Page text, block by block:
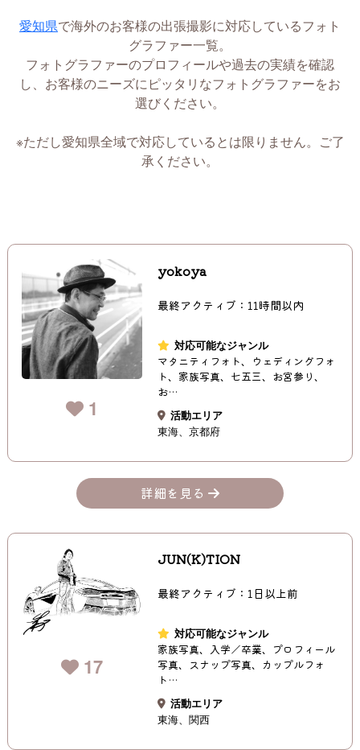
愛知県で海外のお客様の出張撮影に対応しているフォト
グラファー一覧。
フォトグラファーのプロフィールや過去の実績を確認
し、お客様のニーズにピッタリなフォトグラファーをお
選びください。
※ただし愛知県全域で対応しているとは限りません。ご了
承ください。
1
yokoya
最終アクティブ：11時間以内
対応可能なジャンル
マタニティフォト、ウェディングフォ
ト、家族写真、七五三、お宮参り、
お…
活動エリア
東海
京都府
詳細を見る
17
JUN(K)TION
最終アクティブ：1日以上前
対応可能なジャンル
家族写真、入学／卒業、プロフィール
写真、スナップ写真、カップルフォ
ト…
活動エリア
東海
関西